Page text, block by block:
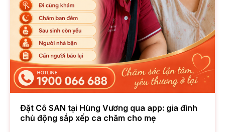
Đặt Cô SAN tại Hùng Vương qua app: gia đình
chủ động sắp xếp ca chăm cho mẹ